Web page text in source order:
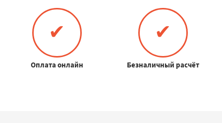
✔
Оплата онлайн
✔
Безналичный расчёт